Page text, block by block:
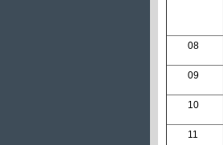
08
09
10
11